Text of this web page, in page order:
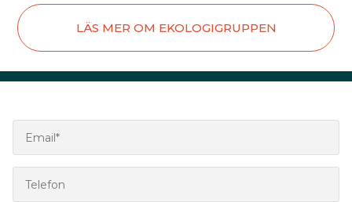
LÄS MER OM EKOLOGIGRUPPEN